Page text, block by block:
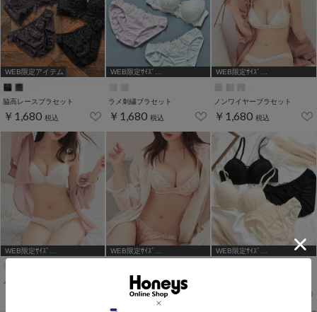
WEB限定アイテム
脇高レースブラセット
￥1,680 税込
WEB限定ｻｲｽﾞ
ラメ刺繍ブラセット
￥1,680 税込
WEB限定ｻｲｽﾞ
ノンワイヤーブラセット
￥1,680 税込
WEB限定ｻｲｽﾞ
[A75,B65,C65,D65,D70,D75]
ノンワイヤーブラセット
WEB限定ｻｲｽﾞ
[A75,B65,C65,D65]
ラメ入り花刺繍ブラセット
￥1,680 税込
WEB限定ｻｲｽﾞ
[A75,B65,C65,D65,D70]